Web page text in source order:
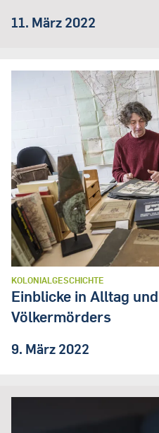
11. März 2022
KOLONIALGESCHICHTE
Einblicke in Alltag
Völkermörders
9. März 2022